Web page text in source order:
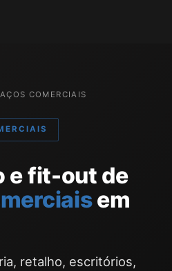
COMERCIAIS
e fit-out de
em
retalho, escritórios,